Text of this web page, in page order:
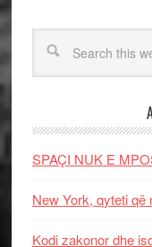
SPAÇI NUK E
New York, qyteti
Kodi zakonor dhe